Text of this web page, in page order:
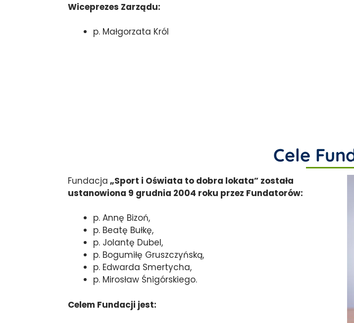
Wiceprezes Zarządu:
p. Małgorzata Król
Cele
Fundacja „Sport i Oświata to dobra lokata” została
ustanowiona 9 grudnia 2004 roku przez Fundatorów:
p. Annę Bizoń,
p. Beatę Bułkę,
p. Jolantę Dubel,
p. Bogumiłę Gruszczyńską,
p. Edwarda Smertycha,
p. Mirosław Śnigórskiego.
Celem Fundacji jest: